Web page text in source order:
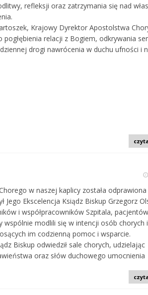
refleksji oraz zatrzymania się nad
Krajowy Dyrektor Apostolstwa
pogłębienia relacji z Bogiem, odkrywania
drogi nawrócenia w duchu ufności i
w naszej kaplicy została
Jego Ekscelencja Ksiądz Biskup Grzegorz
i współpracowników Szpitala,
wspólnie modlili się w intencji osób chorych i
im codzienną pomoc i wsparcie.
Biskup odwiedził sale chorych, udzielając
oraz słów duchowego umocnienia